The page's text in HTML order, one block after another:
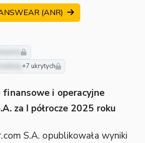
(ANR)
+7 ukrytych
finansowe i operacyjne
za I półrocze 2025 roku
S.A. opublikowała wyniki